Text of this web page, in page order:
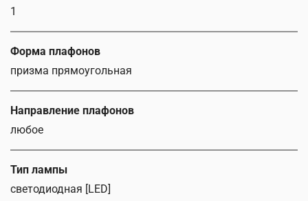
1
Форма плафонов
призма прямоугольная
Направление плафонов
любое
Тип лампы
светодиодная [LED]